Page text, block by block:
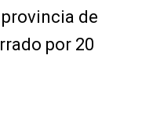
provincia de
por 20